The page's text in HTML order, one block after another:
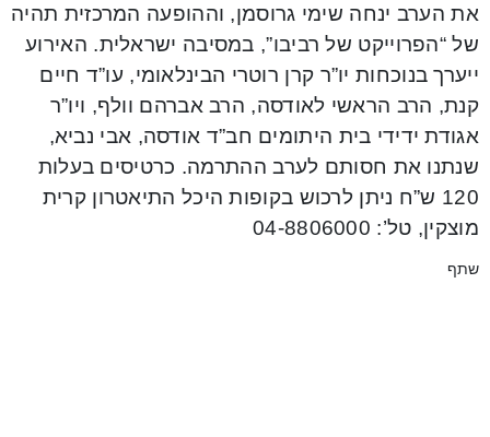
את הערב ינחה שימי גרוסמן, וההופעה המרכזית תהיה
של “הפרוייקט של רביבו”, במסיבה ישראלית. האירוע
ייערך בנוכחות יו”ר קרן רוטרי הבינלאומי, עו”ד חיים
קנת, הרב הראשי לאודסה, הרב אברהם וולף‪,‬ ויו”ר
אגודת ידידי בית היתומים חב”ד אודסה, אבי נביא,
שנתנו את חסותם לערב ההתרמה. כרטיסים בעלות
120 ש”ח ניתן לרכוש בקופות היכל התיאטרון קרית
מוצקין, טל’: 04-8806000
שתף